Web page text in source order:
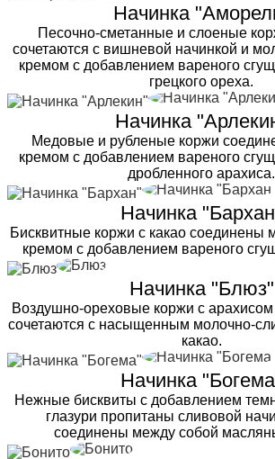
Начинка
Песочно-сметанные и слоеные
сочетаются с вишневой начинкой и
кремом с добавлением вареного
грецкого ореха.
Начинка
Медовые и рубленые коржи
кремом с добавлением вареного
дробленного арахиса.
Начинка
Бисквитные коржи с какао
кремом с добавлением вареного
Начинка "Блюз"
Воздушно-ореховые коржи с
сочетаются с насыщенным молочно-
какао.
Начинка
Нежные бисквиты с добавлением
глазури пропитаны сливовой
соединены между собой